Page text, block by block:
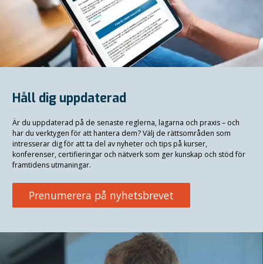
Håll dig uppdaterad
Är du uppdaterad på de senaste reglerna, lagarna och praxis– och
har du verktygen för att hantera dem? Välj de rättsområden som
intresserar dig för att ta del av nyheter och tips på kurser,
konferenser, certifieringar och nätverk som ger kunskap och stöd för
framtidens utmaningar.
Prenumerera på nyhetsbrevet